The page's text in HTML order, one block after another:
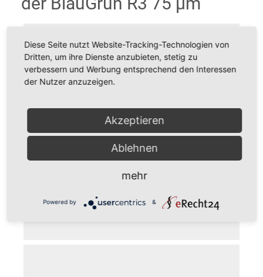
Diese Seite nutzt Website-Tracking-Technologien von
Dritten, um ihre Dienste anzubieten, stetig zu
verbessern und Werbung entsprechend den Interessen
der Nutzer anzuzeigen.
Akzeptieren
Ablehnen
mehr
Powered by &